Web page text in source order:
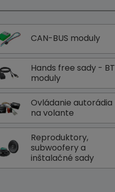
CAN-BUS moduly
Hands free sady - BT
moduly
Ovládanie autorádia
na volante
Reproduktory,
subwoofery a
inštalačné sady